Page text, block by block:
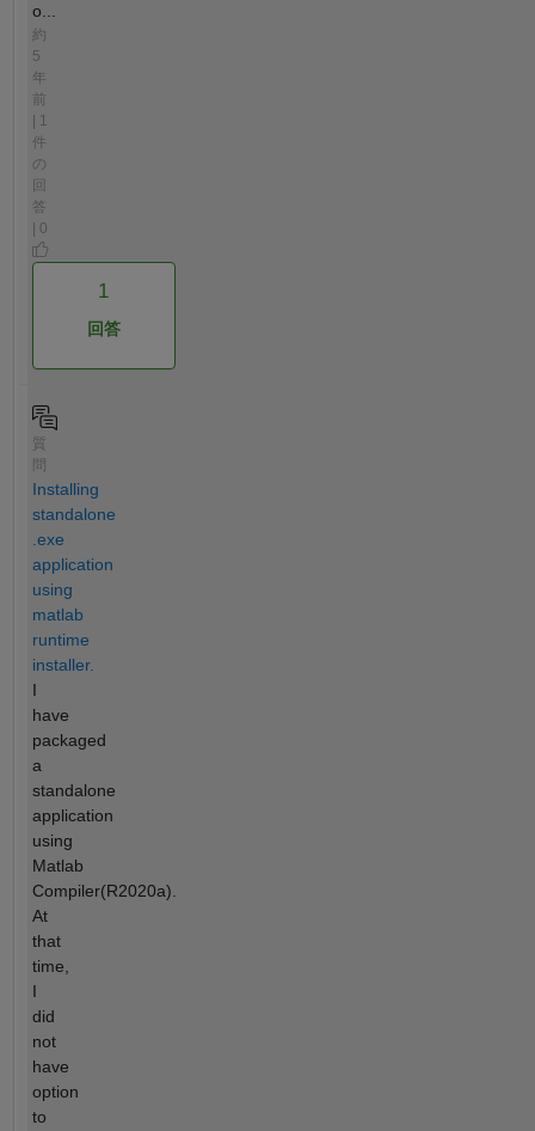
o...
約
5
年
前
| 1
件
の
回
答
| 0
1
回答
質
Installing
standalone
.exe
application
using
matlab
runtime
installer.
I
have
packaged
a
standalone
application
using
Matlab
Compiler(R2020a).
At
that
time,
I
did
not
have
option
to